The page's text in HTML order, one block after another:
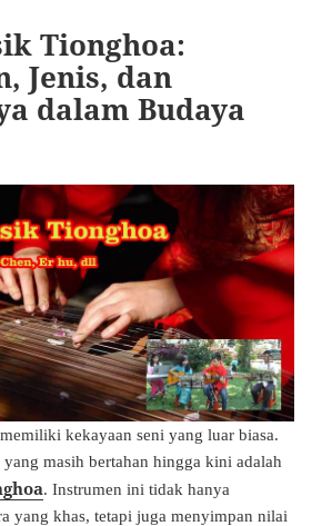
Tionghoa:
Jenis, dan
dalam Budaya
kekayaan seni yang luar biasa.
yang masih bertahan hingga kini adalah
. Instrumen ini tidak hanya
yang khas, tetapi juga menyimpan nilai